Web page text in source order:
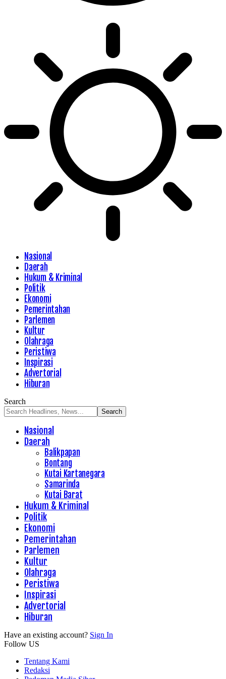
Nasional
Daerah
Hukum & Kriminal
Politik
Ekonomi
Pemerintahan
Parlemen
Kultur
Olahraga
Peristiwa
Inspirasi
Advertorial
Hiburan
Search
Nasional
Daerah
Balikpapan
Bontang
Kutai Kartanegara
Samarinda
Kutai Barat
Hukum & Kriminal
Politik
Ekonomi
Pemerintahan
Parlemen
Kultur
Olahraga
Peristiwa
Inspirasi
Advertorial
Hiburan
Have an existing account? Sign In
Follow US
Tentang Kami
Redaksi